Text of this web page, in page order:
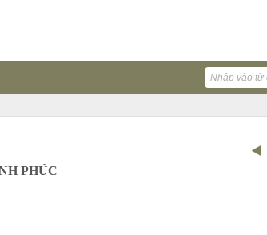
PHÚC